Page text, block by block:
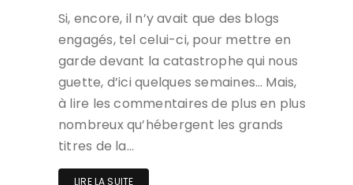
Si, encore, il n’y avait que des blogs
engagés, tel celui-ci, pour mettre en
garde devant la catastrophe qui nous
guette, d’ici quelques semaines… Mais,
à lire les commentaires de plus en plus
nombreux qu’hébergent les grands
titres de la…
LIRE LA SUITE